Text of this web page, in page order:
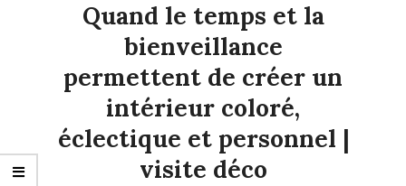
Quand le temps et la
bienveillance
permettent de créer un
intérieur coloré,
éclectique et personnel |
visite déco